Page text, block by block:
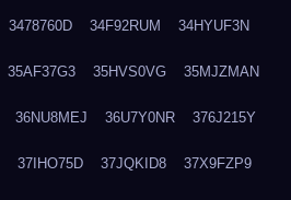
3478760D 34F92RUM 34HYUF3N
35AF37G3 35HVS0VG 35MJZMAN
36NU8MEJ 36U7Y0NR 376J215Y
37IHO75D 37JQKID8 37X9FZP9